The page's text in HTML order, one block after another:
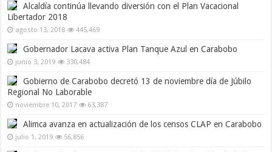
Alcaldía continúa llevando diversión con el Plan Vacacional
Libertador 2018
agosto 13, 2018 445,469
Gobernador Lacava activa Plan Tanque Azul en Carabobo
junio 3, 2019 330,484
Gobierno de Carabobo decretó 13 de noviembre día de Júbilo
Regional No Laborable
noviembre 10, 2017 63,387
Alimca avanza en actualización de los censos CLAP en Carabobo
julio 1, 2019 56,856